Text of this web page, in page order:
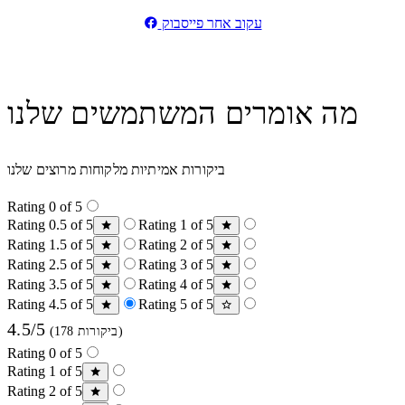
עקוב אחר פייסבוק
מה אומרים המשתמשים שלנו
ביקורות אמיתיות מלקוחות מרוצים שלנו
Rating 0 of 5
Rating 0.5 of 5
Rating 1 of 5
Rating 1.5 of 5
Rating 2 of 5
Rating 2.5 of 5
Rating 3 of 5
Rating 3.5 of 5
Rating 4 of 5
Rating 4.5 of 5
Rating 5 of 5
4.5/5 (178 ביקורות)
Rating 0 of 5
Rating 1 of 5
Rating 2 of 5